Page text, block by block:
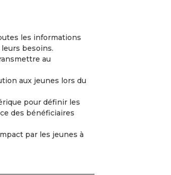
les informations
besoins.
au
aux jeunes lors du
pour définir les
des bénéficiaires
par les jeunes à